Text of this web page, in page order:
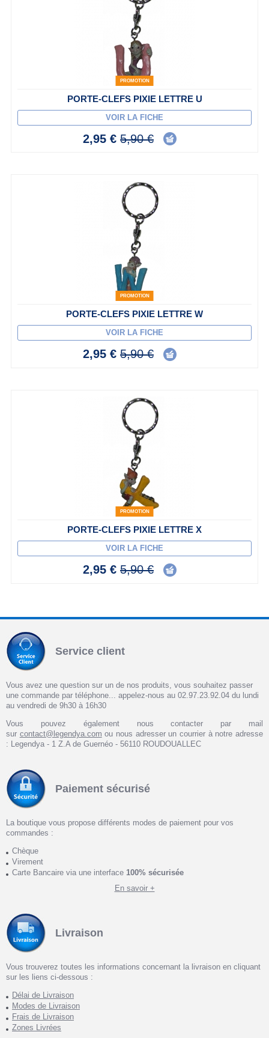
PROMOTION
PORTE-CLEFS PIXIE LETTRE U
VOIR LA FICHE
2,95 € 5,90 €
PROMOTION
PORTE-CLEFS PIXIE LETTRE W
VOIR LA FICHE
2,95 € 5,90 €
PROMOTION
PORTE-CLEFS PIXIE LETTRE X
VOIR LA FICHE
2,95 € 5,90 €
Service client
Vous avez une question sur un de nos produits, vous souhaitez passer
une commande par téléphone... appelez-nous au 02.97.23.92.04 du lundi
au vendredi de 9h30 à 16h30
Vous pouvez également nous contacter par mail
sur contact@legendya.com ou nous adresser un courrier à notre adresse
: Legendya - 1 Z.A de Guernéo - 56110 ROUDOUALLEC
Paiement sécurisé
La boutique vous propose différents modes de paiement pour vos
commandes :
Chèque
Virement
Carte Bancaire via une interface 100% sécurisée
En savoir +
Livraison
Vous trouverez toutes les informations concernant la livraison en cliquant
sur les liens ci-dessous :
Délai de Livraison
Modes de Livraison
Frais de Livraison
Zones Livrées